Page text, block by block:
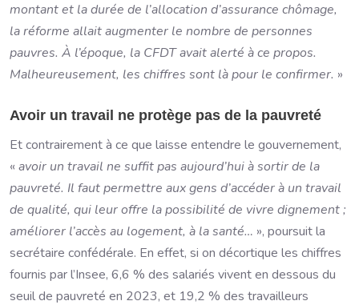
montant et la durée de l’allocation d’assurance chômage,
la réforme allait augmenter le nombre de personnes
pauvres. À l’époque, la CFDT avait alerté à ce propos.
Malheureusement, les chiffres sont là pour le confirmer. »
Avoir un travail ne protège pas de la pauvreté
Et contrairement à ce que laisse entendre le gouvernement,
« avoir un travail ne suffit pas aujourd’hui à sortir de la
pauvreté. Il faut permettre aux gens d’accéder à un travail
de qualité, qui leur offre la possibilité de vivre dignement ;
améliorer l’accès au logement, à la santé… », poursuit la
secrétaire confédérale. En effet, si on décortique les chiffres
fournis par l’Insee, 6,6 % des salariés vivent en dessous du
seuil de pauvreté en 2023, et 19,2 % des travailleurs